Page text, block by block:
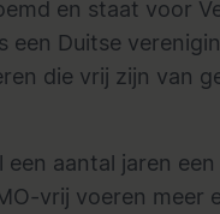
en staat voor
een Duitse
die vrij zijn van
een aantal jaren
vrij voeren meer